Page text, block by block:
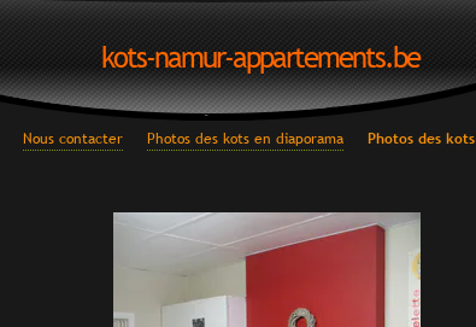
kots-namur-appartements.be
Nous contacter Photos des kots en diaporama Photos des